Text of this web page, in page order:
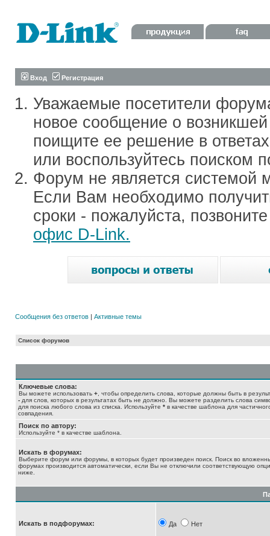
Вход Регистрация
Уважаемые посетители
новое сообщение о
поищите ее решение в
или воспользуйтесь поиском
Форум не является системой
Если Вам необходимо
сроки - пожалуйста,
офис D-Link.
Сообщения без ответов | Активные темы
Список форумов
Ключевые слова:
Вы можете использовать + , чтобы определить слова, которые должны быть в
- для слов, которых в результатах быть не должно. Вы можете разделить слова
для поиска любого слова из списка. Используйте * в качестве шаблона для
совпадения.
Поиск по автору:
Используйте * в качестве шаблона.
Искать в форумах:
Выберите форум или форумы, в которых будет произведен поиск. Поиск во
форумах производится автоматически, если Вы не отключили соответствующую
ниже.
Искать в подфорумах: Да Нет